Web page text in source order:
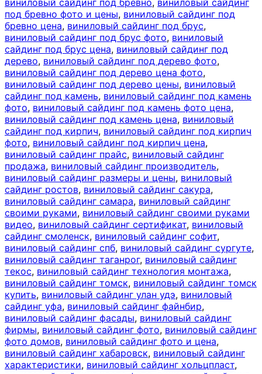
под бревно фото и цены, виниловый сайдинг под
бревно цена, виниловый сайдинг под брус,
виниловый сайдинг под брус фото, виниловый
сайдинг под брус цена, виниловый сайдинг под
дерево, виниловый сайдинг под дерево фото,
виниловый сайдинг под дерево цена фото,
виниловый сайдинг под дерево цены, виниловый
сайдинг под камень, виниловый сайдинг под камень
фото, виниловый сайдинг под камень фото цена,
виниловый сайдинг под камень цена, виниловый
сайдинг под кирпич, виниловый сайдинг под кирпич
фото, виниловый сайдинг под кирпич цена,
виниловый сайдинг прайс, виниловый сайдинг
продажа, виниловый сайдинг производитель,
виниловый сайдинг размеры и цены, виниловый
сайдинг ростов, виниловый сайдинг сакура,
виниловый сайдинг самара, виниловый сайдинг
своими руками, виниловый сайдинг своими руками
видео, виниловый сайдинг сертификат, виниловый
сайдинг смоленск, виниловый сайдинг софит,
виниловый сайдинг спб, виниловый сайдинг сургуте,
виниловый сайдинг таганрог, виниловый сайдинг
текос, виниловый сайдинг технология монтажа,
виниловый сайдинг томск, виниловый сайдинг томск
купить, виниловый сайдинг улан удэ, виниловый
сайдинг уфа, виниловый сайдинг файнбир,
виниловый сайдинг фасады, виниловый сайдинг
фирмы, виниловый сайдинг фото, виниловый сайдинг
фото домов, виниловый сайдинг фото и цена,
виниловый сайдинг хабаровск, виниловый сайдинг
характеристики, виниловый сайдинг хольцпласт,